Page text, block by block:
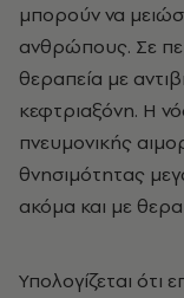
μπορούν να
ανθρώπους. Σε
θεραπεία με
κεφτριαξόνη. Η
πνευμονικής
θνησιμότητας
ακόμα και με
Υπολογίζεται